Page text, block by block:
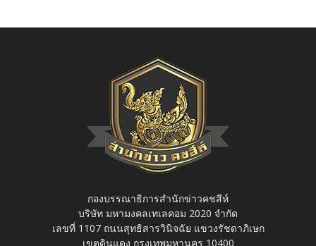
กองบรรณาธิการสำนักข่าวคชสีห์
บริษัท มหามงคลเทเลคอม 2020 จำกัด
เลขที่ 1107 ถนนสุทธิสารวินิจฉัย แขวงรัชดาภิเษก
เขตดินแดง กรุงเทพมหานคร 10400